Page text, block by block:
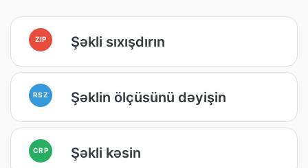
ZIP Şəkli sıxışdırın
RSZ Şəklin ölçüsünü dəyişin
CRP Şəkli kəsin